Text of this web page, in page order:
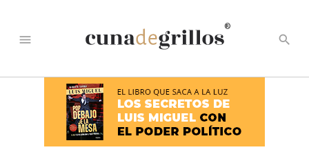
menu
®
search